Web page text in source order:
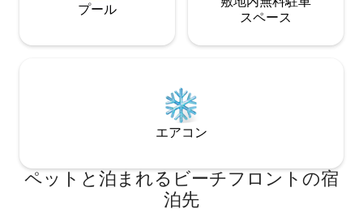
プール
ス⁠ペ⁠ー⁠ス
エアコン
ペットと泊まれるビーチフロントの宿
泊先